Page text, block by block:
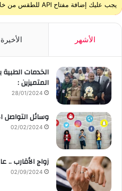
يجب عليك إضافة مفتاح API للطقس من خلال صفحة إعدادات القالب > الدمج
الأشهر الأخيرة
الخدمات الطبية
المتميزين :
28/01/2024
وسائل التواصل
02/02/2024
زواج الأقارب ..
02/09/2024